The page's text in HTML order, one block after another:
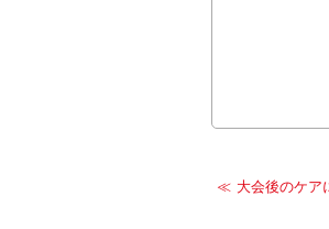
大会後のケア